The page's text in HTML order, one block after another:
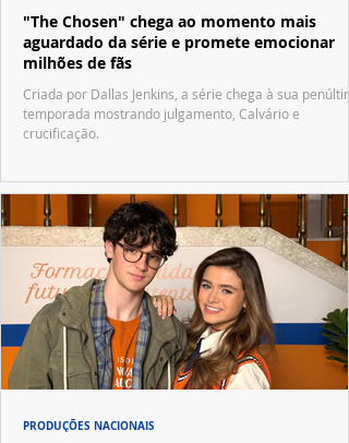
"The Chosen" chega ao momento mais
aguardado da série e promete emocionar
milhões de fãs
Criada por Dallas Jenkins, a série chega à sua
temporada mostrando julgamento, Calvário e
crucificação.
PRODUÇÕES NACIONAIS